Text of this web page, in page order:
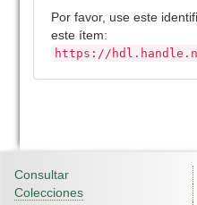
Por favor, use este
este ítem:
https://
Consultar
Colecciones